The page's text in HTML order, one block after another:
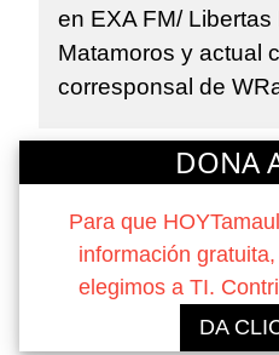
en EXA FM/
Matamoros y actual
corresponsal de
DONA
Para que
información
elegimos a TI.
DA